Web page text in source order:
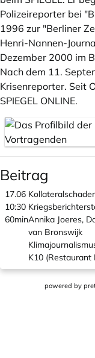
Polizeireporter bei
1996 zur "Berliner
Henri-Nannen-
Dezember 2000 im
Nach dem 11.
Krisenreporter. Seit
SPIEGEL ONLINE.
Beitrag
17.06
10:30
60minAnnika Joeres,
van Bronswijk
K10 (Restaurant
powered by